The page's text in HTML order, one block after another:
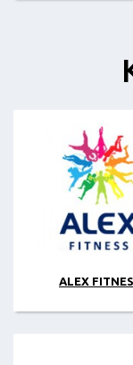
ALEX